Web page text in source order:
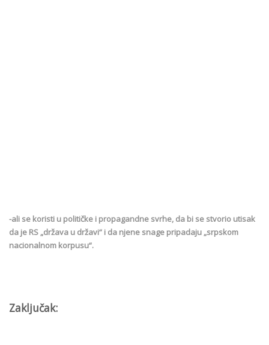
-ali se koristi u političke i propagandne svrhe, da bi se stvorio utisak
da je RS „država u državi“ i da njene snage pripadaju „srpskom
nacionalnom korpusu“.
Zaključak: